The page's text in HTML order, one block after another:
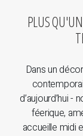
PLUS
Dans un
d’aujourd’hui
féerique,
accueille midi